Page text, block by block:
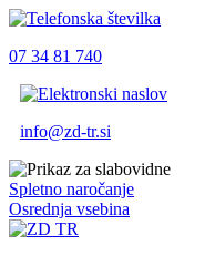
07 34 81 740
info@zd-tr.si
Spletno naročanje
Osrednja vsebina